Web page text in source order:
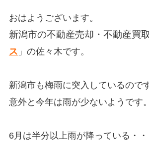
おはようございます。
新潟市の不動産売却・不動産買取
ス 」の佐々木です。
新潟市も梅雨に突入しているので
意外と今年は雨が少ないようです。
6月は半分以上雨が降っている・・